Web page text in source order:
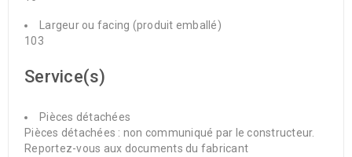
Largeur ou facing (produit emballé)
103
Service(s)
Pièces détachées
Pièces détachées : non communiqué par le constructeur.
Reportez-vous aux documents du fabricant